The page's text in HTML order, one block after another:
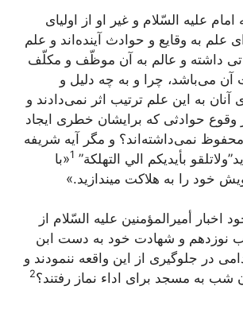
امام علیه السّلام و غیر او از اولیای
علم به وقایع و حوادث آینده‌اند و علم
داشته و عالم به آن موظّف و مکلّف
آن می‌باشد، چرا و به چه دلیل و
آنان به این علم ترتیب اثر نمی‌دادند و
وقوع حوادثی که برایشان خطری ایجاد
نمی‌داشته‌اند؟ و مگر آیه شریفه
ولاتلقو بأيديكم الي التهلكة”
1«با
خود را به هلاکت میندازید.»
اخبار أمیرالمؤمنین علیه السّلام از
نوزدهم و شهادت خود به دست ابن
در جلوگیری از این واقعه ننمودند و
شب به مسجد برای اداء نماز رفتند؟2